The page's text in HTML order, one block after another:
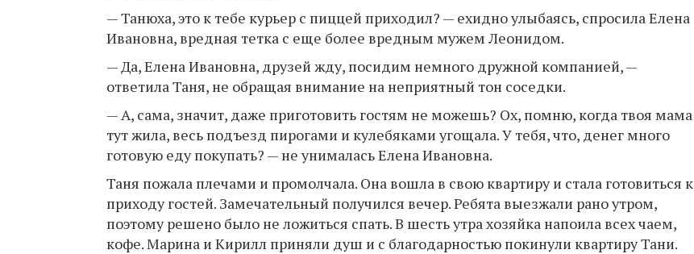
— Танюха, это к тебе курьер с пиццей приходил? — ехидно улыбаясь, спросила Елена
Ивановна, вредная тетка с еще более вредным мужем Леонидом.
— Да, Елена Ивановна, друзей жду, посидим немного дружной компанией, —
ответила Таня, не обращая внимание на неприятный тон соседки.
— А, сама, значит, даже приготовить гостям не можешь? Ох, помню, когда твоя мама
тут жила, весь подъезд пирогами и кулебяками угощала. У тебя, что, денег много
готовую еду покупать? — не унималась Елена Ивановна.
Таня пожала плечами и промолчала. Она вошла в свою квартиру и стала готовиться к
приходу гостей. Замечательный получился вечер. Ребята выезжали рано утром,
поэтому решено было не ложиться спать. В шесть утра хозяйка напоила всех чаем,
кофе. Марина и Кирилл приняли душ и с благодарностью покинули квартиру Тани.